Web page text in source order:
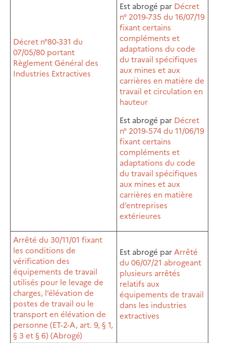
Décret n°80-331 du
07/05/80 portant
Règlement Général des
Industries Extractives
Est abrogé par Décret
n° 2019-735 du 16/07/19
fixant certains
compléments et
adaptations du code
du travail spécifiques
aux mines et aux
carrières en matière de
travail et circulation en
hauteur
Est abrogé par Décret
n° 2019-574 du 11/06/19
fixant certains
compléments et
adaptations du code
du travail spécifiques
aux mines et aux
carrières en matière
d’entreprises
extérieures
Arrêté du 30/11/01 fixant
les conditions de
vérification des
équipements de travail
utilisés pour le levage de
charges, l’élévation de
postes de travail ou le
transport en élévation de
personne (ET-2-A, art. 9, § 1,
§ 3 et § 6) (Abrogé)
Est abrogé parArrêté
du 06/07/21 abrogeant
plusieurs arrêtés
relatifs aux
équipements de travail
dans les industries
extractives